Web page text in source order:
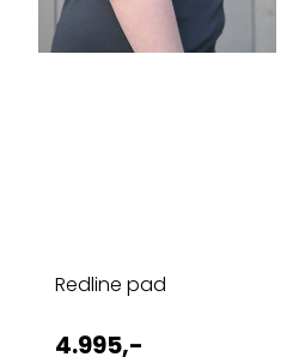
Redline pad
4.995,-